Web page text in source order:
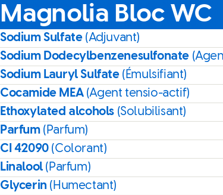
Magnolia Bloc WC
Sodium Sulfate (Adjuvant)
Sodium Dodecylbenzenesulfonate
Sodium Lauryl Sulfate (Émulsifiant)
Cocamide MEA (Agent tensio-actif)
Ethoxylated alcohols (Solubilisant)
Parfum (Parfum)
CI 42090 (Colorant)
Linalool(Parfum)
Glycerin (Humectant)